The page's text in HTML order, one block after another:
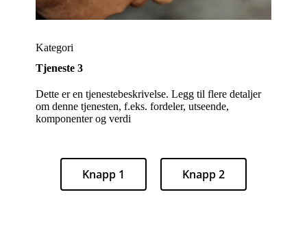
Kategori
Tjeneste 3
Dette er en tjenestebeskrivelse. Legg til flere detaljer
om denne tjenesten, f.eks. fordeler, utseende,
komponenter og verdi
Knapp 1 Knapp 2